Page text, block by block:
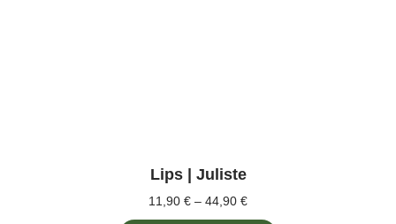
Lips | Juliste
11,90 € – 44,90 €